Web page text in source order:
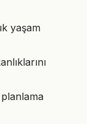
yaşam